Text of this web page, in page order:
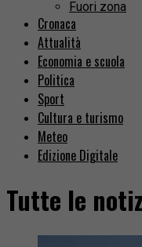
Fuori zona
Cronaca
Attualità
Economia e scuola
Politica
Sport
Cultura e turismo
Meteo
Edizione Digitale
Tutte le